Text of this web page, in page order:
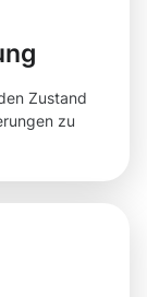
Zustand
zu